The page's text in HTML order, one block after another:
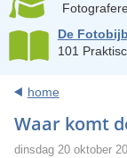
De
101
home
Waar komt
dinsdag 20 oktober